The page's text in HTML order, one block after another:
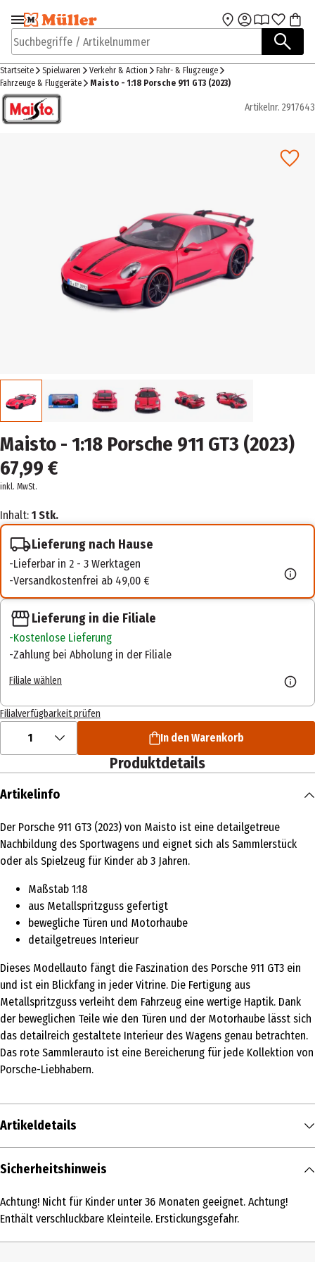
Zur Navigation
springen
Zum Hauptinhalt
Suchbegriffe / Artikelnummer
Startseite Spielwaren Verkehr & Action
Fahr- & Flugzeuge
Fahrzeuge & Fluggeräte
Maisto - 1:18 Porsche 911 GT3 (2023)
Artikelnr. 2917643
Maisto - 1:18 Porsche 911 GT3 (2023)
67,99 €
inkl. MwSt.
Inhalt: 1 Stk.
Lieferung nach Hause
Lieferbar in 2 - 3 Werktagen
Versandkostenfrei ab 49,00 €
Lieferung in die Filiale
Kostenlose Lieferung
Zahlung bei Abholung in der Filiale
Filiale wählen
Filialverfügbarkeit prüfen
1 In den Warenkorb
Produktdetails
Artikelinfo
Der Porsche 911 GT3 (2023) von Maisto ist eine detailgetreue
Nachbildung des Sportwagens und eignet sich als Sammlerstück
oder als Spielzeug für Kinder ab 3 Jahren.
Maßstab 1:18
aus Metallspritzguss gefertigt
bewegliche Türen und Motorhaube
detailgetreues Interieur
Dieses Modellauto fängt die Faszination des Porsche 911 GT3 ein
und ist ein Blickfang in jeder Vitrine. Die Fertigung aus
Metallspritzguss verleiht dem Fahrzeug eine wertige Haptik. Dank
der beweglichen Teile wie den Türen und der Motorhaube lässt sich
das detailreich gestaltete Interieur des Wagens genau betrachten.
Das rote Sammlerauto ist eine Bereicherung für jede Kollektion von
Porsche-Liebhabern.
Artikeldetails
Inhalt
Produkttyp
Sicherheitshinweis
Achtung! Nicht für Kinder unter 36 Monaten geeignet. Achtung!
Enthält verschluckbare Kleinteile. Erstickungsgefahr.